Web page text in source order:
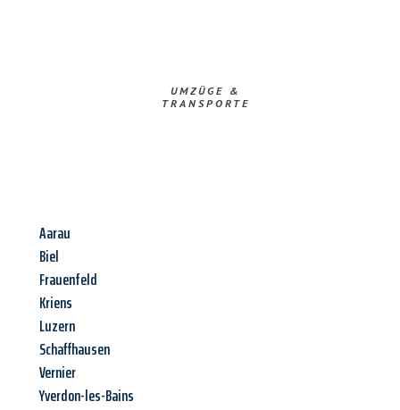
UMZÜGE &
TRANSPORTE
Aarau
Biel
Frauenfeld
Kriens
Luzern
Schaffhausen
Vernier
Yverdon-les-Bains